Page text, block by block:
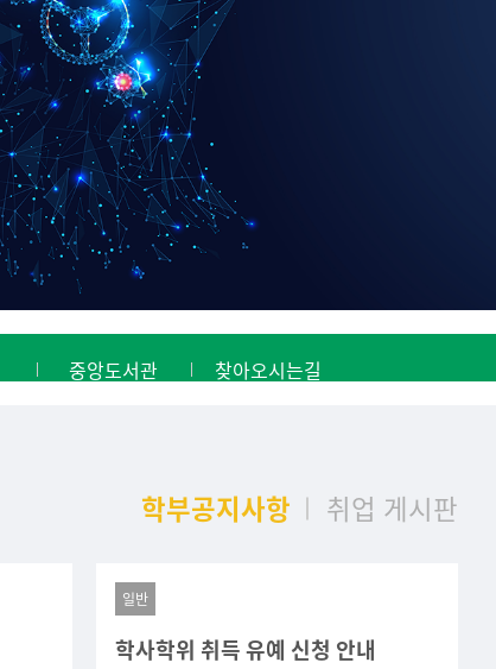
중앙도서관 찾아오시는길
학부공지사항 취업 게시판
일반
학사학위 취득 유예 신청 안내